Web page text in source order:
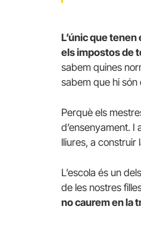
L’únic que
els impostos de
sabem quines
sabem que hi són
Perquè els
d’ensenyament. I
lliures, a construir
L’escola és un
de les nostres
no caurem en la